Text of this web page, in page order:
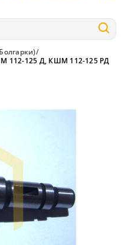
112-125 Д, КШМ 112-125 РД